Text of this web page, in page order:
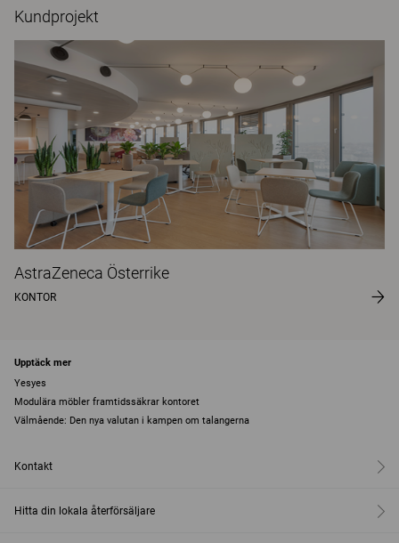
Kundprojekt
AstraZeneca Österrike
KONTOR
Upptäck mer
Yesyes
Modulära möbler framtidssäkrar kontoret
Välmående: Den nya valutan i kampen om talangerna
Kontakt
Hitta din lokala återförsäljare